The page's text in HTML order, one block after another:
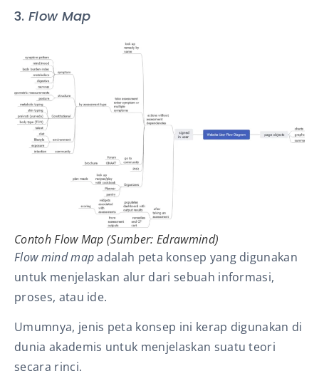
3. Flow Map
Contoh Flow Map (Sumber: Edrawmind)
Flow mind mapadalah peta konsep yang digunakan
untuk menjelaskan alur dari sebuah informasi,
proses, atau ide.
Umumnya, jenis peta konsep ini kerap digunakan di
dunia akademis untuk menjelaskan suatu teori
secara rinci.